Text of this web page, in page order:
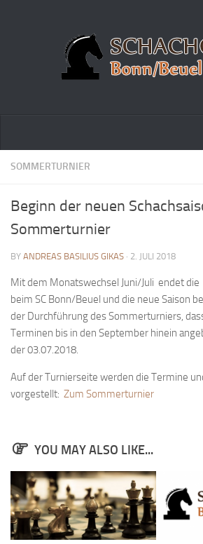
Home
Vereinsmeisterschaft
Vereinspokalturnier
Vereinsschnellschachmeisterschaft
Blitzturnierserie
Schnellturnierserie
Bayernpokal
Sommerturnier
Bonner Schnellschachturniere
Mannschaften
2. Mannschaft
3. Mannschaft
4. Mannschaft
Jugendschach
SOMMERTURNIER
Beginn der neuen
Sommerturnier
BY ANDREAS BASILIUS GIKAS · 2. JULI 2018
Mit dem Monatswechsel Juni/Juli endet
beim SC Bonn/Beuel und die neue Saison
der Durchführung des Sommerturniers,
Terminen bis in den September hinein
der 03.07.2018.
Auf der Turnierseite werden die Termine
vorgestellt: Zum Sommerturnier
YOU MAY ALSO LIKE...